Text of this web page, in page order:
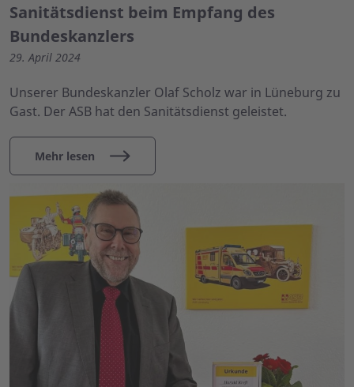
Sanitätsdienst beim Empfang des
Bundeskanzlers
29. April 2024
Unserer Bundeskanzler Olaf Scholz war in Lüneburg zu
Gast. Der ASB hat den Sanitätsdienst geleistet.
Mehr lesen